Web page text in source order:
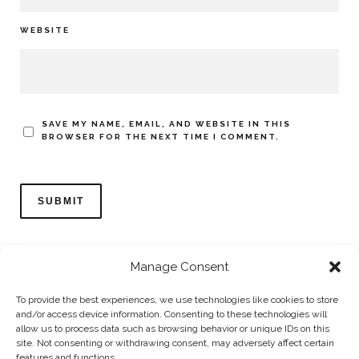
Manage Consent
To provide the best experiences, we use technologies like cookies to store
and/or access device information. Consenting to these technologies will
allow us to process data such as browsing behavior or unique IDs on this
site. Not consenting or withdrawing consent, may adversely affect certain
WEBSITE
SAVE MY NAME, EMAIL, AND WEBSITE IN THIS
BROWSER FOR THE NEXT TIME I COMMENT.
Home
Datenschutzerklärung
Impressum
Cookie Policy (EU)